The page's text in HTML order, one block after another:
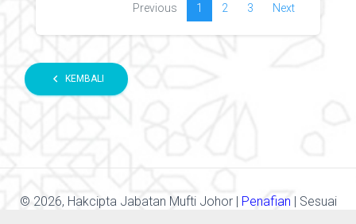
Previous
1 2 3 Next
chevron_left KEMBALI
© 2026, Hakcipta Jabatan Mufti Johor | Penafian | Sesuai